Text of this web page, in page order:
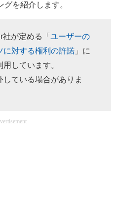
グを紹介します。
が定める「 ユーザーの
に対する権利の許諾 」に
しています。
ている場合がありま